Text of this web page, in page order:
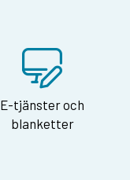
E-tjänster och
blanketter